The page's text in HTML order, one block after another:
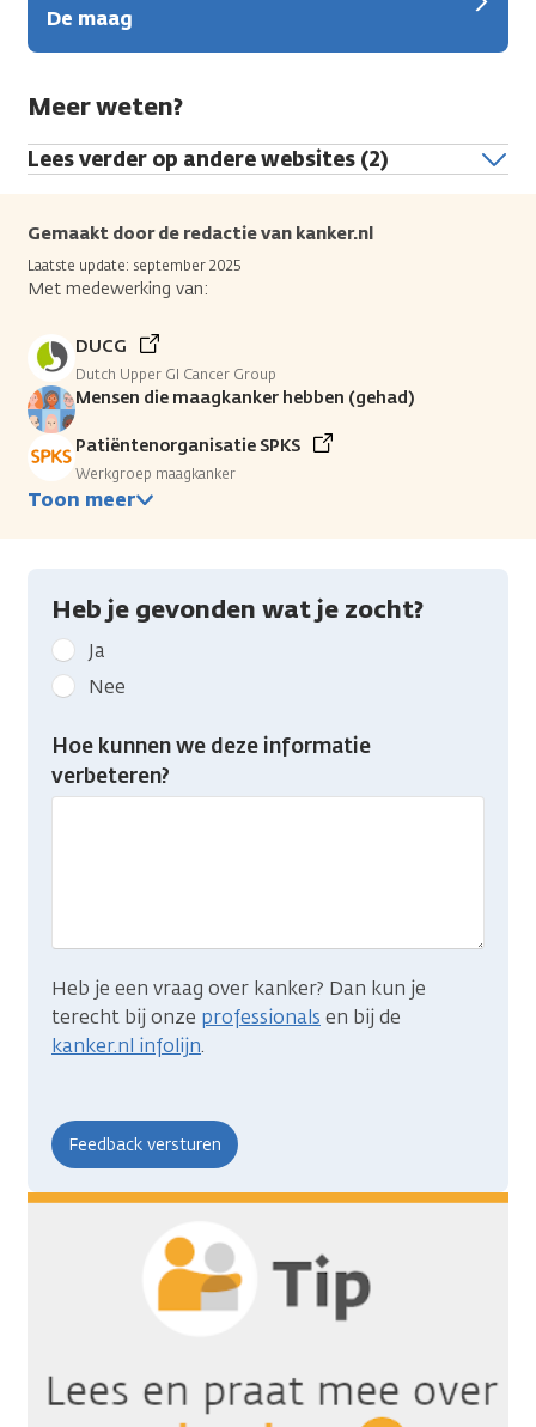
De maag
Meer weten?
Lees verder op andere websites (2)
Gemaakt door de redactie van kanker.nl
Laatste update: september 2025
Met medewerking van:
DUCG
Dutch Upper GI Cancer Group
Mensen die maagkanker hebben (gehad)
Patiëntenorganisatie SPKS
Werkgroep maagkanker
Toon meer
Heb je gevonden wat je zocht?
Geef
kanker.nl
feedback:
Heb
je
gevonden
Ja
Nee
Hoe kunnen we deze informatie
verbeteren?
Heb je een vraag over kanker? Dan kun je
terecht bij onze professionals en bij de
kanker.nl infolijn.